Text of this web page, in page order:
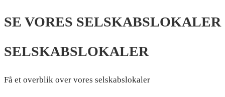
SE VORES SELSKABSLOKALER
SELSKABSLOKALER
Få et overblik over vores selskabslokaler